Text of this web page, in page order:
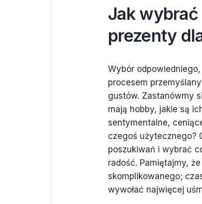
Jak
prezenty
Wybór
procesem
gustów. Zastanówmy
mają hobby, jakie są
sentymentalne,
czegoś użytecznego?
poszukiwań i wybrać
radość. Pamiętajmy,
skomplikowanego;
wywołać najwięcej